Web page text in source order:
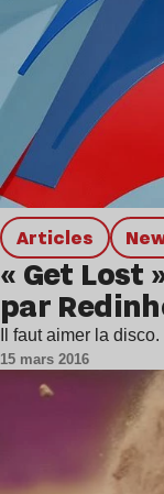
Articles
« Get Lost
par
Il faut aimer la
15 mars 2016